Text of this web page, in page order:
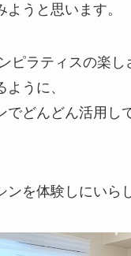
うと思います。
ピラティスの楽し
うに、
でどんどん活用し
ンを体験しにいら